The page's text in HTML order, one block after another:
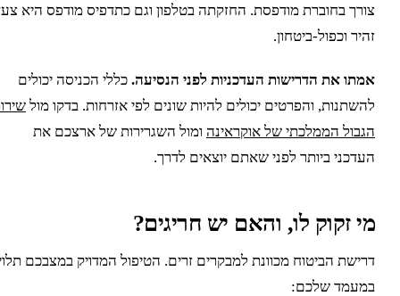
בחוברת מודפסת. החזקתה בטלפון וגם כתדפיס מודפס היא צעד
וכפול-ביטחון.
את הדרישות העדכניות לפני הנסיעה.כללי הכניסה יכולים
והפרטים יכולים להיות שונים לפי אזרחות. בדקו מולשירות
הממלכתי של אוקראינהומול השגרירות של ארצכם את
ביותר לפני שאתם יוצאים לדרך.
זקוק לו, והאם יש חריגים?
הביטוח מכוונת למבקרים זרים. הטיפול המדויק במצבכם תלוי
שלכם: